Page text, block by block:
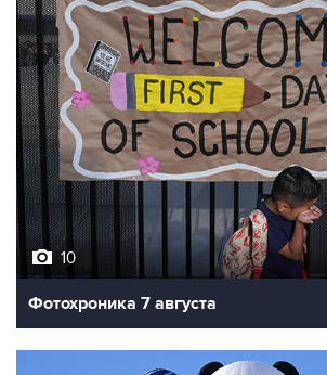
10
Фотохроника 7 августа